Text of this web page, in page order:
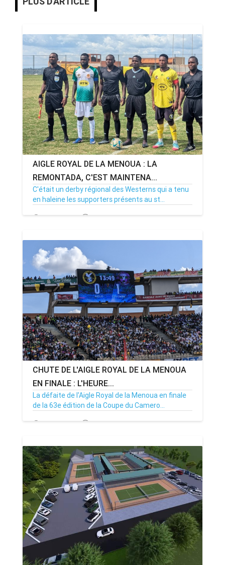
AIGLE ROYAL DE LA MENOUA : LA
REMONTADA, C'EST MAINTENA...
C'était un derby régional des Westerns qui a tenu
en haleine les supporters présents au st...
20/04/26 Par MenouActu 0
CHUTE DE L'AIGLE ROYAL DE LA MENOUA
EN FINALE : L'HEURE...
La défaite de l'Aigle Royal de la Menoua en finale
de la 63e édition de la Coupe du Camero...
30/09/24 Par MenouActu 0